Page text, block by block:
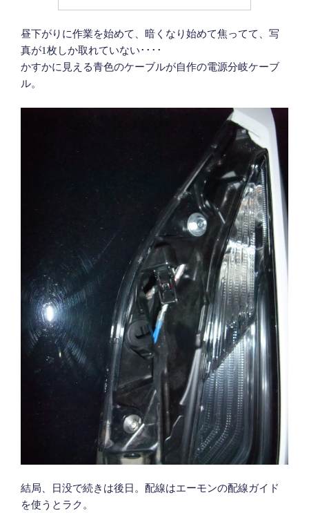
昼下がりに作業を始めて、暗くなり始めて焦ってて、写
真が1枚しか取れていない････
かすかに見える青色のケーブルが自作の電源分岐ケーブ
ル。
結局、日没で続きは後日。配線はエーモンの配線ガイド
を使うとラク。